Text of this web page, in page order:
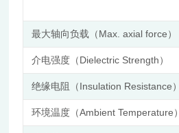
最大轴向负载（Max. axial force）
介电强度（Dielectric Strength）
绝缘电阻（Insulation Resistance）
环境温度（Ambient Temperature）